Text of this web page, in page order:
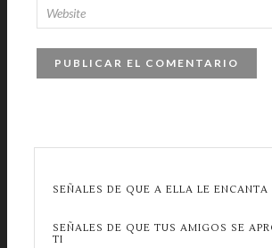
SEÑALES DE QUE A ELLA LE ENCANTA
SEÑALES DE QUE TUS AMIGOS SE
TI